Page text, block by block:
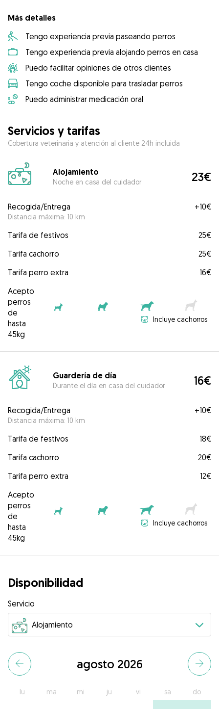
Más detalles
Tengo experiencia previa paseando perros
Tengo experiencia previa alojando perros en casa
Puedo facilitar opiniones de otros clientes
Tengo coche disponible para trasladar perros
Puedo administrar medicación oral
Servicios y tarifas
Cobertura veterinaria y atención al cliente 24h incluida
Alojamiento
Noche en casa del cuidador 23€
Recogida/Entrega
Distancia máxima: 10 km
+10€
Tarifa de festivos
25€
Tarifa cachorro
25€
Tarifa perro extra
16€
Acepto
perros
de
hasta
45kg
Incluye cachorros
Guardería de día
Durante el día en casa del cuidador 16€
Recogida/Entrega
Distancia máxima: 10 km
+10€
Tarifa de festivos
18€
Tarifa cachorro
20€
Tarifa perro extra
12€
Acepto
perros
de
hasta
45kg
Incluye cachorros
Disponibilidad
Servicio
agosto 2026
lu ma mi ju vi sa do